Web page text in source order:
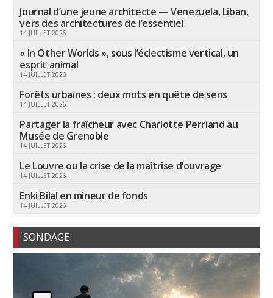
Journal d’une jeune architecte — Venezuela, Liban,
vers des architectures de l’essentiel
14 JUILLET 2026
« In Other Worlds », sous l’éclectisme vertical, un
esprit animal
14 JUILLET 2026
Forêts urbaines : deux mots en quête de sens
14 JUILLET 2026
Partager la fraîcheur avec Charlotte Perriand au
Musée de Grenoble
14 JUILLET 2026
Le Louvre ou la crise de la maîtrise d’ouvrage
14 JUILLET 2026
Enki Bilal en mineur de fonds
14 JUILLET 2026
SONDAGE